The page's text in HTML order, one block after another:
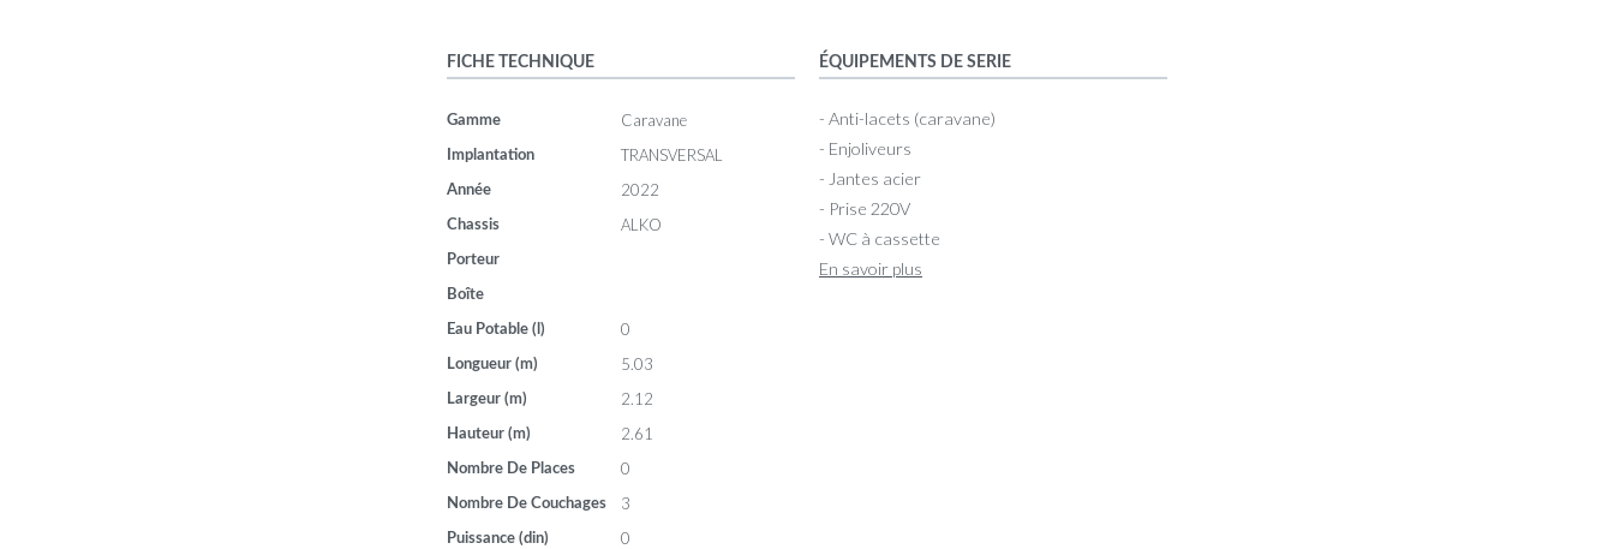
FICHE TECHNIQUE
Gamme Caravane
Implantation TRANSVERSAL
Année 2022
Chassis ALKO
Porteur
Boîte
Eau Potable (l) 0
Longueur (m) 5.03
Largeur (m) 2.12
Hauteur (m) 2.61
Nombre De Places 0
Nombre De Couchages 3
Puissance (din) 0
ÉQUIPEMENTS DE SERIE
- Anti-lacets (caravane)
- Enjoliveurs
- Jantes acier
- Prise 220V
- WC à cassette
En savoir plus